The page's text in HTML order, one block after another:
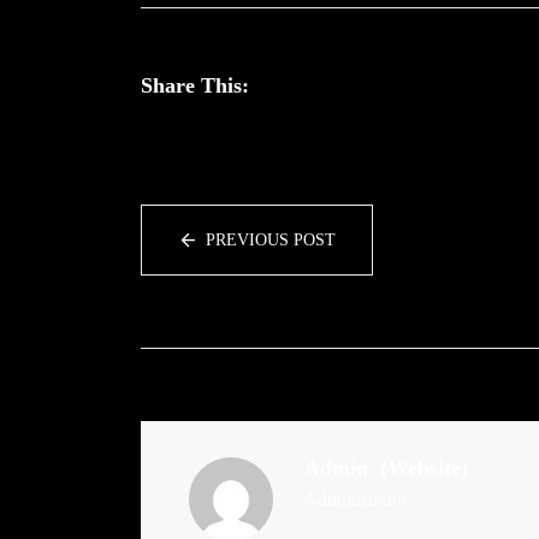
Share This:
PREVIOUS POST